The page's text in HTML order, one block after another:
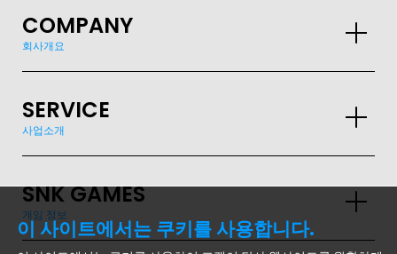
JPN ENG 한글 繁体 簡体
COMPANY
회사개요
SERVICE
사업소개
SNK GAMES
게임 정보
이 사이트에서는 쿠키를 사용합니다.